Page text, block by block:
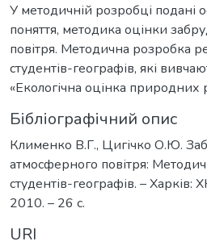
У методичній розробці подані
поняття, методика оцінки
повітря. Методична розробка
студентів-географів, які
«Екологічна оцінка природних
Бібліографічний опис
Клименко В.Г., Цигічко О.Ю.
атмосферного повітря:
студентів-географів. – Харків:
2010. – 26 с.
URI